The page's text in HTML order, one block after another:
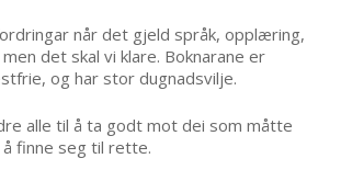
når det gjeld språk, opplæring,
det skal vi klare. Boknarane er
og har stor dugnadsvilje.
alle til å ta godt mot dei som måtte
finne seg til rette.